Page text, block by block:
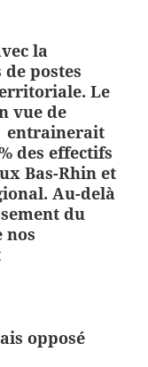
la
postes
Le
vue de
entrainerait
des effectifs
Bas-Rhin et
Au-delà
du
nos
opposé